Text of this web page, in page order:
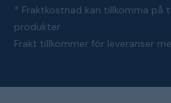
* Fraktkostnad kan tillkomma på
produkter
Frakt tillkommer för leveranser